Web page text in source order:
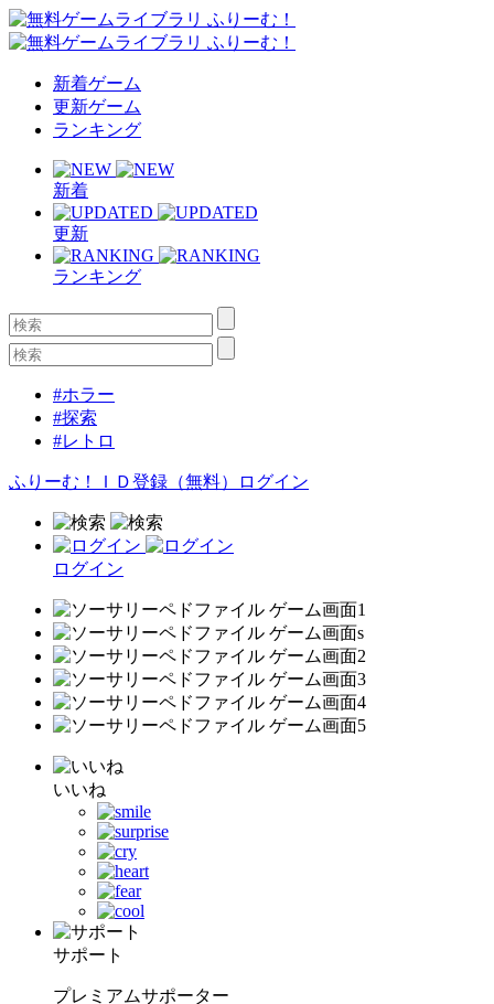
新着ゲーム
更新ゲーム
ランキング
新着
更新
ランキング
#ホラー
#探索
#レトロ
ふりーむ！ＩＤ登録（無料） ログイン
ログイン
いいね
サポート
プレミアムサポーター